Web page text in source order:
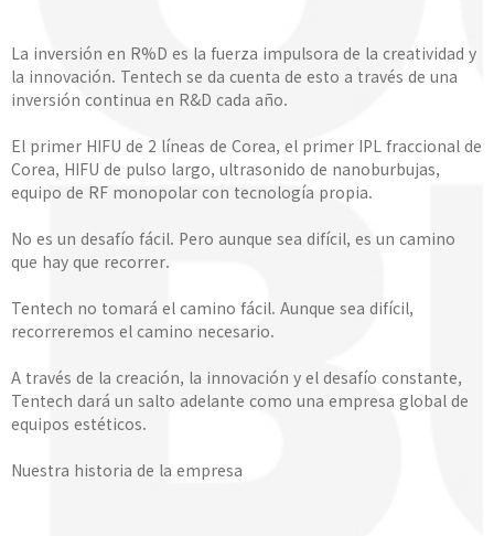
La inversión en R%D es la fuerza impulsora de la creatividad y
la innovación. Tentech se da cuenta de esto a través de una
inversión continua en R&D cada año.
El primer HIFU de 2 líneas de Corea, el primer IPL fraccional de
Corea, HIFU de pulso largo, ultrasonido de nanoburbujas,
equipo de RF monopolar con tecnología propia.
No es un desafío fácil. Pero aunque sea difícil, es un camino
que hay que recorrer.
Tentech no tomará el camino fácil. Aunque sea difícil,
recorreremos el camino necesario.
A través de la creación, la innovación y el desafío constante,
Tentech dará un salto adelante como una empresa global de
equipos estéticos.
Nuestra historia de la empresa